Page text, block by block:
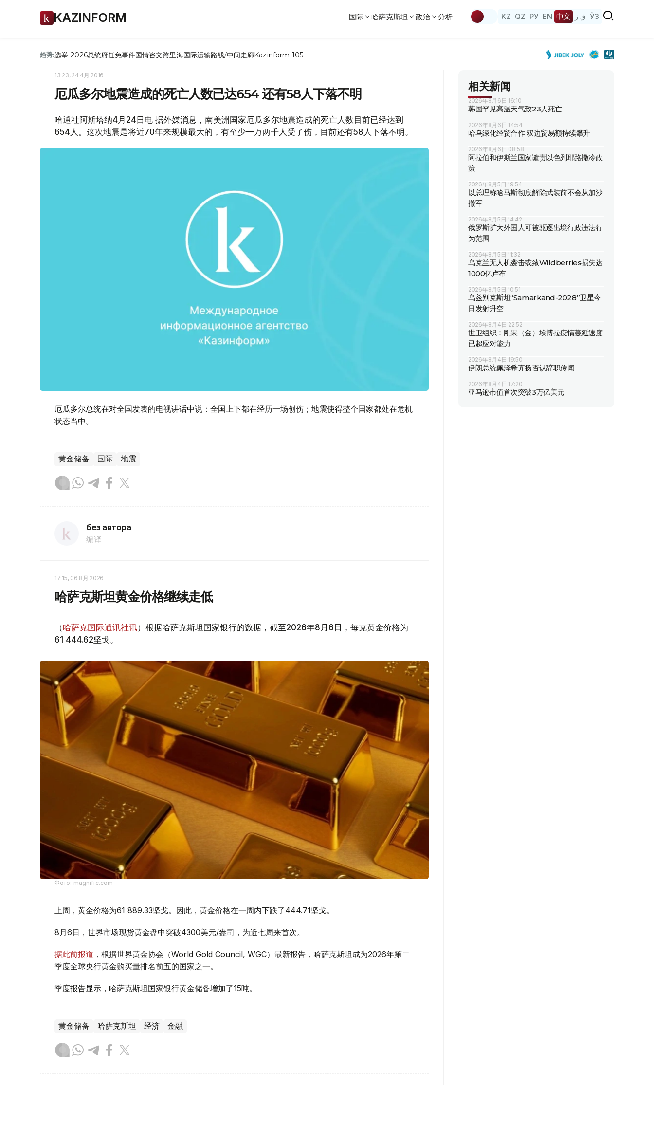
KAZINFORM 国际 哈萨克斯坦 政治 分析 KZ QZ РУ EN 中文 ق ز ЎЗ
趋势:选举-2026总统府任免事件国情咨文跨里海国际运输路线/中间走廊Kazinform-105
13:23, 24 4月 2016
厄瓜多尔地震造成的死亡人数已达654 还有58人下落不明
哈通社阿斯塔纳4月24日电 据外媒消息，南美洲国家厄瓜多尔地震造成的死亡人数目前已经达到
654人。这次地震是将近70年来规模最大的，有至少一万两千人受了伤，目前还有58人下落不明。
厄瓜多尔总统在对全国发表的电视讲话中说：全国上下都在经历一场创伤；地震使得整个国家都处在危机
状态当中。
黄金储备 国际 地震
без автора
编译
17:15, 06 8月 2026
哈萨克斯坦黄金价格继续走低
（哈萨克国际通讯社讯）根据哈萨克斯坦国家银行的数据，截至2026年8月6日，每克黄金价格为
61 444.62坚戈。
Фото: magnific.com
上周，黄金价格为61 889.33坚戈。因此，黄金价格在一周内下跌了444.71坚戈。
8月6日，世界市场现货黄金盘中突破4300美元/盎司，为近七周来首次。
据此前报道 ，根据世界黄金协会（World Gold Council, WGC）最新报告，哈萨克斯坦成为2026年第二
季度全球央行黄金购买量排名前五的国家之一。
季度报告显示，哈萨克斯坦国家银行黄金储备增加了15吨。
黄金储备 哈萨克斯坦 经济 金融
相关新闻
2026年8月6日 16:10
韩国罕见高温天气致23人死亡
2026年8月6日 14:54
哈乌深化经贸合作 双边贸易额持续攀升
2026年8月6日 08:58
阿拉伯和伊斯兰国家谴责以色列耶路撒冷政
策
2026年8月5日 19:54
以总理称哈马斯彻底解除武装前不会从加沙
撤军
2026年8月5日 14:42
俄罗斯扩大外国人可被驱逐出境行政违法行
为范围
2026年8月5日 11:32
乌克兰无人机袭击或致Wildberries损失达
1000亿卢布
2026年8月5日 10:51
乌兹别克斯坦“Samarkand-2028”卫星今
日发射升空
2026年8月4日 22:52
世卫组织：刚果（金）埃博拉疫情蔓延速度
已超应对能力
2026年8月4日 19:50
伊朗总统佩泽希齐扬否认辞职传闻
2026年8月4日 17:20
亚马逊市值首次突破3万亿美元